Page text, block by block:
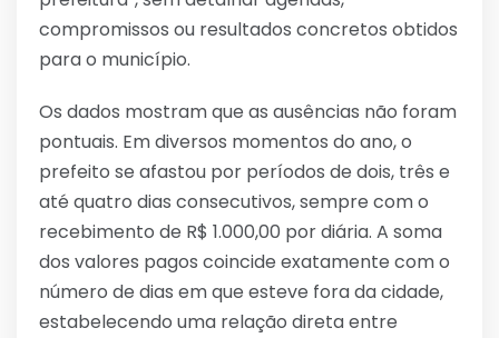
compromissos ou resultados concretos obtidos
para o município.
Os dados mostram que as ausências não foram
pontuais. Em diversos momentos do ano, o
prefeito se afastou por períodos de dois, três e
até quatro dias consecutivos, sempre com o
recebimento de R$ 1.000,00 por diária. A soma
dos valores pagos coincide exatamente com o
número de dias em que esteve fora da cidade,
estabelecendo uma relação direta entre